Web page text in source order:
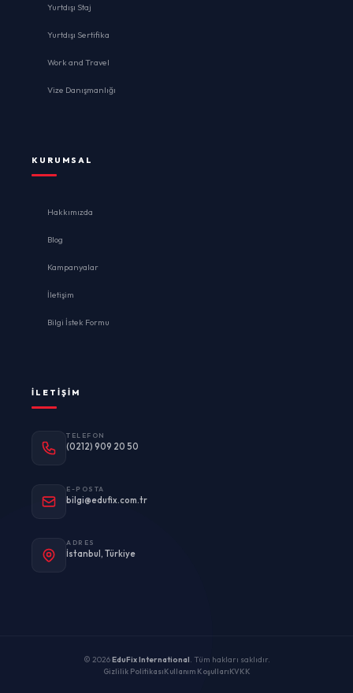
Yurtdışı Staj
Yurtdışı Sertifika
Work and Travel
Vize Danışmanlığı
KURUMSAL
Hakkımızda
Blog
Kampanyalar
İletişim
Bilgi İstek Formu
İLETIŞIM
TELEFON
(0212) 909 20 50
E-POSTA
bilgi@edufix.com.tr
ADRES
İstanbul, Türkiye
© 2026EduFix International. Tüm hakları saklıdır.
Gizlilik PolitikasıKullanım KoşullarıKVKK